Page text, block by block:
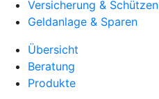
Versicherung & Schützen
Geldanlage & Sparen
Übersicht
Beratung
Produkte